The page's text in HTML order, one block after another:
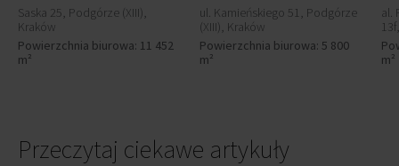
Saska 25, Podgórze (XIII),
Kraków
Powierzchnia biurowa: 11 452
m²
ul. Kamieńskiego 51, Podgórze
(XIII), Kraków
Powierzchnia biurowa: 5 800
m²
al.
m²
Przeczytaj ciekawe artykuły